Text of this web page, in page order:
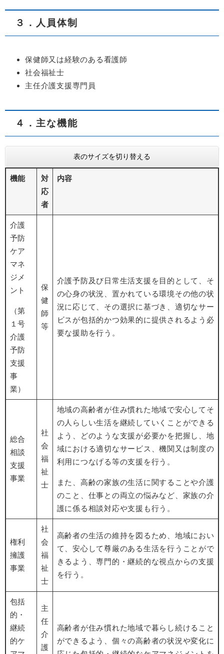
３．人員体制
保健師又は経験のある看護師
社会福祉士
主任介護支援専門員
４．主な機能
表のサイズを切り替える
機能
対
応
者
内容
介護
予防
ケア
マネ
ジメ
ント
（第
１号
介護
予防
支援
事
業）
保
健
師
等
介護予防及び日常生活支援を目的として、そ
の心身の状況、置かれている環境その他の状
況に応じて、その選択に基づき、適切なサー
ビスが包括的かつ効果的に提供されるよう必
要な援助を行う。
総合
相談
支援
事業
社
会
福
祉
士
地域の高齢者が住み慣れた地域で安心してそ
の人らしい生活を継続していくことができる
よう、どのような支援が必要かを把握し、地
域における適切なサービス、機関又は制度の
利用につなげる等の支援を行う。
また、高齢の家族の生活に関することや介護
のこと、仕事との両立の悩みなど、家族の介
護に係る相談対応や支援も行う。
権利
擁護
事業
社
会
福
祉
士
高齢者の生活の維持を図るため、地域におい
て、安心して尊厳のある生活を行うことがで
きるよう、専門的・継続的な視点からの支援
を行う。
包括
的・
継続
的ケ
主
任
介
護
高齢者が住み慣れた地域で暮らし続けること
ができるよう、個々の高齢者の状況や変化に